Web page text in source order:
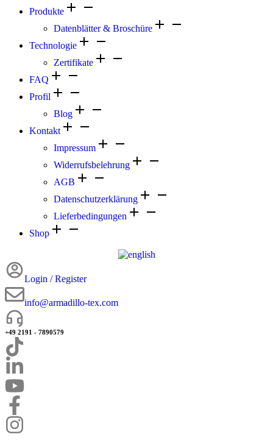
Produkte
Datenblätter & Broschüre
Technologie
Zertifikate
FAQ
Profil
Blog
Kontakt
Impressum
Widerrufsbelehrung
AGB
Datenschutzerklärung
Lieferbedingungen
Shop
Login / Register
info@armadillo-tex.com
+49 2191 - 7890579